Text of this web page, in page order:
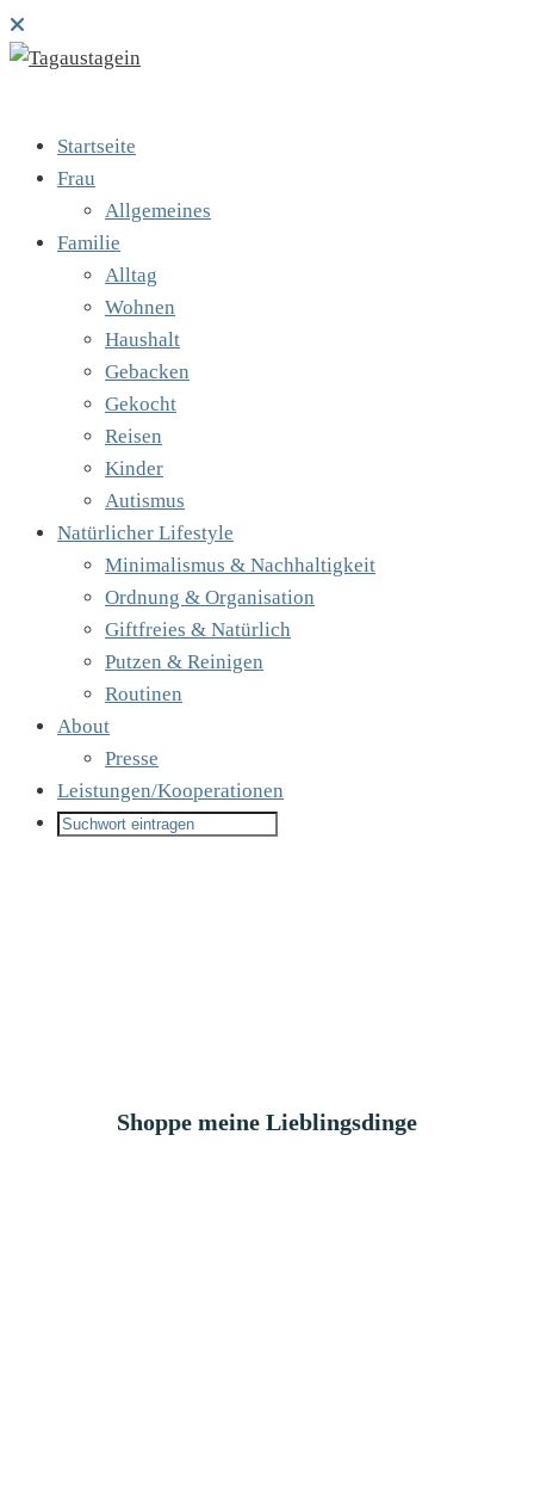
Startseite
Frau
Allgemeines
Familie
Alltag
Wohnen
Haushalt
Gebacken
Gekocht
Reisen
Kinder
Autismus
Natürlicher Lifestyle
Minimalismus & Nachhaltigkeit
Ordnung & Organisation
Giftfreies & Natürlich
Putzen & Reinigen
Routinen
About
Presse
Leistungen/Kooperationen
Shoppe meine Lieblingsdinge